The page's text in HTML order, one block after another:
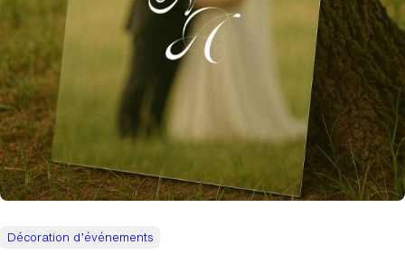
Décoration d’événements